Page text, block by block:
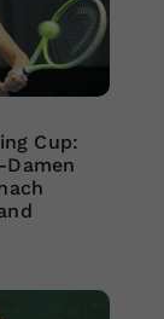
Cup:
Damen